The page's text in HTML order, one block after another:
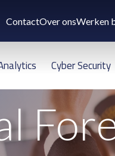
ContactOver onsWerken
Cyber Security